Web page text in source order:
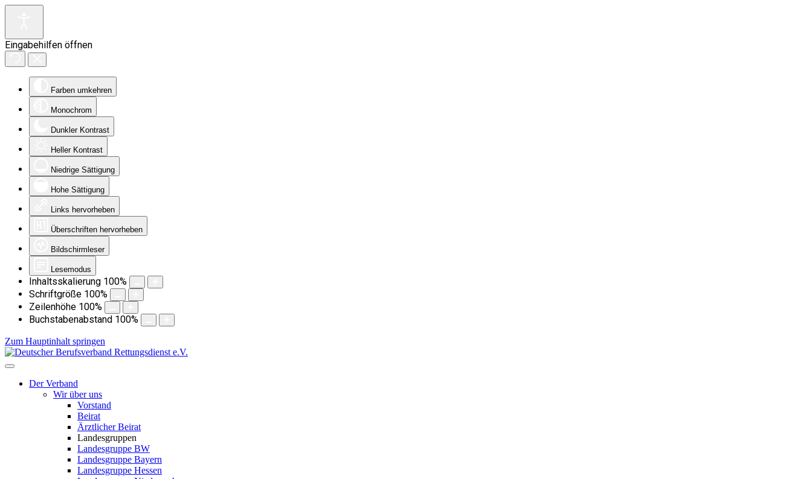
Eingabehilfen öffnen
Farben umkehren
Monochrom
Dunkler Kontrast
Heller Kontrast
Niedrige Sättigung
Hohe Sättigung
Links hervorheben
Überschriften hervorheben
Bildschirmleser
Lesemodus
Inhaltsskalierung 100%
Schriftgröße 100%
Zeilenhöhe 100%
Buchstabenabstand 100%
Zum Hauptinhalt springen
Der Verband
Wir über uns
Vorstand
Beirat
Ärztlicher Beirat
Landesgruppen
Landesgruppe BW
Landesgruppe Bayern
Landesgruppe Hessen